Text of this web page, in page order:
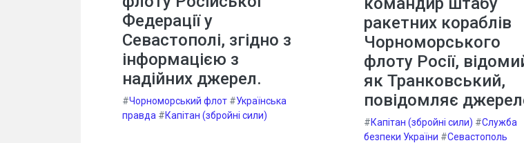
Федерації у
Севастополі, згідно з
інформацією з
надійних джерел.
#Чорноморський флот #Українська
правда #Капітан (збройні сили)
ракетних кораблів
Чорноморського
флоту Росії,
як Транковський,
повідомляє
#Капітан (збройні сили) #Служба
безпеки України #Севастополь